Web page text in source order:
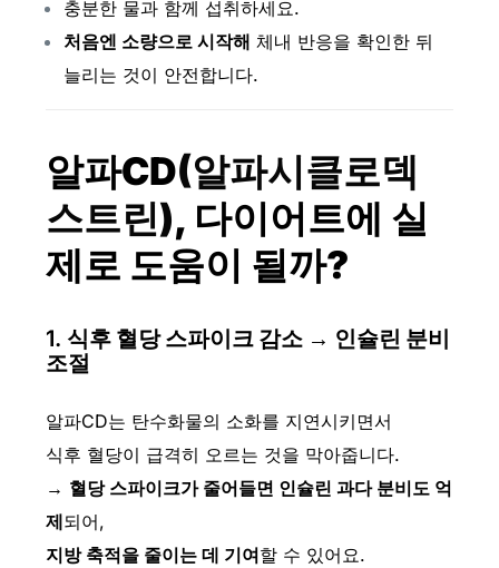
충분한 물과 함께 섭취하세요.
처음엔 소량으로 시작해 체내 반응을 확인한 뒤
늘리는 것이 안전합니다.
알파CD(알파시클로덱
스트린), 다이어트에 실
제로 도움이 될까?
1. 식후 혈당 스파이크 감소 → 인슐린 분비
조절
알파CD는 탄수화물의 소화를 지연시키면서
식후 혈당이 급격히 오르는 것을 막아줍니다.
→ 혈당 스파이크가 줄어들면 인슐린 과다 분비도 억
제되어,
지방 축적을 줄이는 데 기여할 수 있어요.